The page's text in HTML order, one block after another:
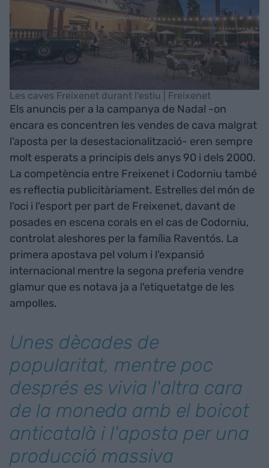
Les caves Freixenet durant l'estiu | Freixenet
Els anuncis per a la campanya de Nadal -on
encara es concentren les vendes de cava malgrat
l’aposta per la desestacionalització- eren sempre
molt esperats a principis dels anys 90 i dels 2000.
La competència entre Freixenet i Codorniu també
es reflectia publicitàriament. Estrelles del món de
l'oci i l'esport per part de Freixenet, davant de
posades en escena corals en el cas de Codorniu,
controlat aleshores per la família Raventós. La
primera apostava pel volum i l'expansió
internacional mentre la segona preferia vendre
glamur que es notava ja a l'etiquetatge de les
ampolles.
Unes dècades de
popularitat, mentre poc
després es vivia l'altra cara
de la moneda amb el boicot
anticatalà i l'aposta per una
producció massiva